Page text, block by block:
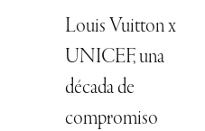
Louis Vuitton x
UNICEF, una
década de
compromiso